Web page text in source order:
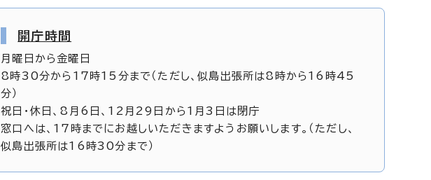
開庁時間
月曜日から金曜日
8時30分から17時15分まで（ただし、似島出張所は8時から16時45
分）
祝日・休日、8月6日、12月29日から1月3日は閉庁
窓口へは、17時までにお越しいただきますようお願いします。（ただし、
似島出張所は16時30分まで）